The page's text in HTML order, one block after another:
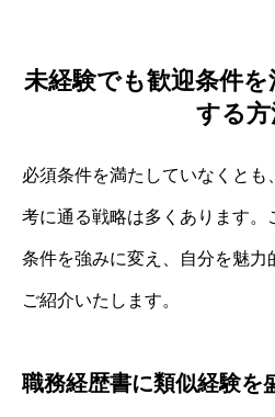
未経験でも歓迎条件
する
必須条件を満たしていなくとも
考に通る戦略は多くあります。
条件を強みに変え、自分を魅力
ご紹介いたします。
職務経歴書に類似経験を